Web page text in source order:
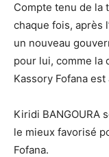
Compte tenu de la
chaque fois, après
un nouveau
pour lui, comme la
Kassory Fofana
Kiridi BANGOURA
le mieux favorisé
Fofana.